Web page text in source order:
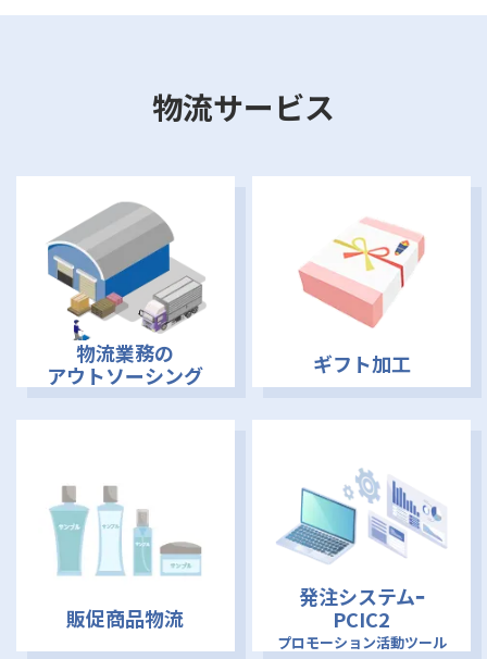
物流サービス
物流業務の
アウトソーシング
ギフト加工
販促商品物流
発注システムｰ
PCIC2
プロモーション活動ツール